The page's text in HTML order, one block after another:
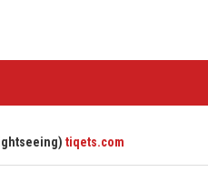
tiqets.com